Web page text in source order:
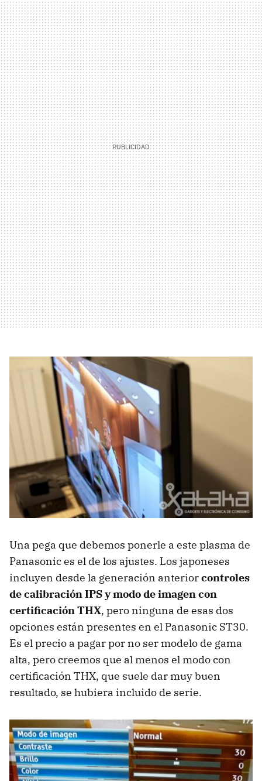
Una pega que debemos ponerle a este plasma de
Panasonic es el de los ajustes. Los japoneses
incluyen desde la generación anteriorcontroles
de calibraciónIPSy modo de imagen con
certificación THX, pero ninguna de esas dos
opciones están presentes en el Panasonic ST30.
Es el precio a pagar por no ser modelo de gama
alta, pero creemos que al menos el modo con
certificación THX, que suele dar muy buen
resultado, se hubiera incluido de serie.